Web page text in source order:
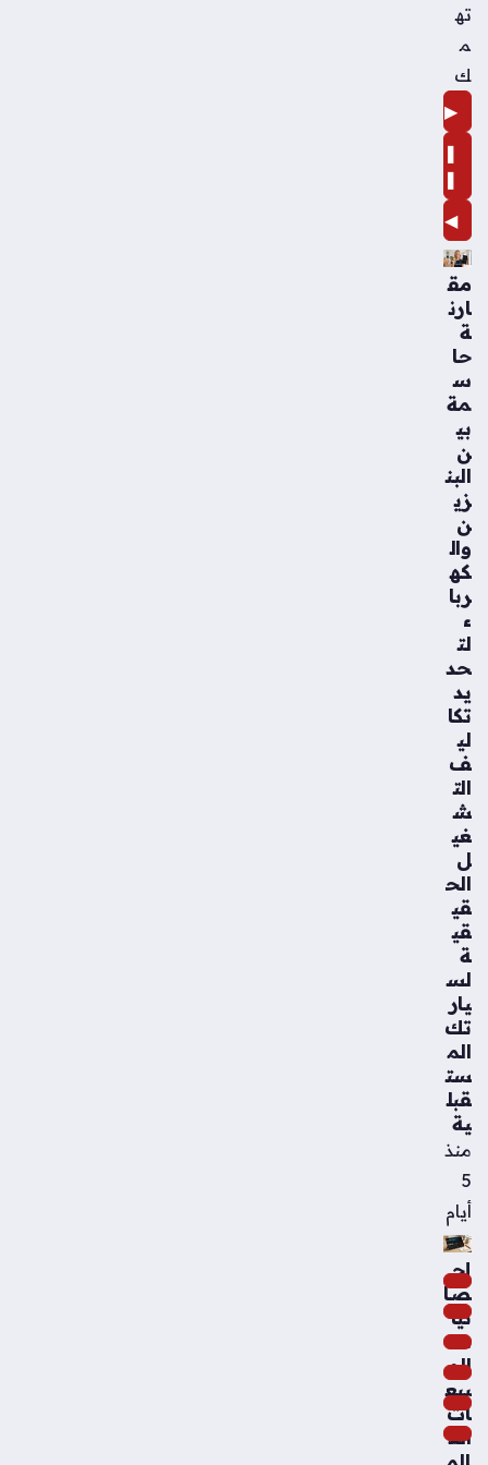
ته
م
ك
▶
❚
❚
◀
مق
ارن
ة
حا
س
مة
بي
ن
البن
زي
ن
وال
كه
ربا
ء
لت
حد
يد
تكا
لي
ف
الت
ش
غي
ل
الح
قي
قي
ة
لس
يار
تك
الم
ست
قبل
ية
منذ
5
أيام
إح
صا
ئيا
ت
الم
بيع
ات
الع